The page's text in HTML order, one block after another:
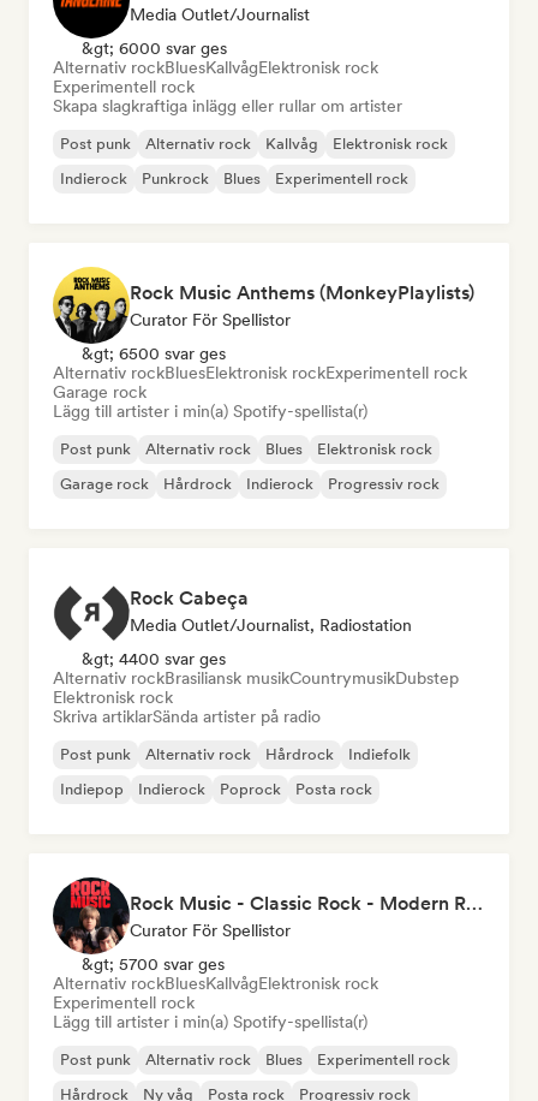
Media Outlet/Journalist
&gt; 6000 svar ges
Alternativ rockBluesKallvågElektronisk rock
Experimentell rock
Skapa slagkraftiga inlägg eller rullar om artister
Post punk Alternativ rock Kallvåg
Elektronisk rock
Indierock
Punkrock Blues Experimentell rock
Rock Music Anthems (MonkeyPlaylists)
Curator För Spellistor
&gt; 6500 svar ges
Alternativ rockBluesElektronisk rockExperimentell rock
Garage rock
Lägg till artister i min(a) Spotify-spellista(r)
Post punk Alternativ rock Blues
Elektronisk rock
Garage rock
Hårdrock Indierock Progressiv rock
Rock Cabeça
Media Outlet/Journalist, Radiostation
&gt; 4400 svar ges
Alternativ rockBrasiliansk musikCountrymusikDubstep
Elektronisk rock
Skriva artiklarSända artister på radio
Post punk Alternativ rock Hårdrock
Indiefolk
Indiepop
Indierock Poprock Posta rock
Rock Music - Classic Rock - Modern Rock
Curator För Spellistor
&gt; 5700 svar ges
Alternativ rockBluesKallvågElektronisk rock
Experimentell rock
Lägg till artister i min(a) Spotify-spellista(r)
Post punk Alternativ rock Blues
Experimentell rock
Hårdrock
Ny våg Posta rock Progressiv rock